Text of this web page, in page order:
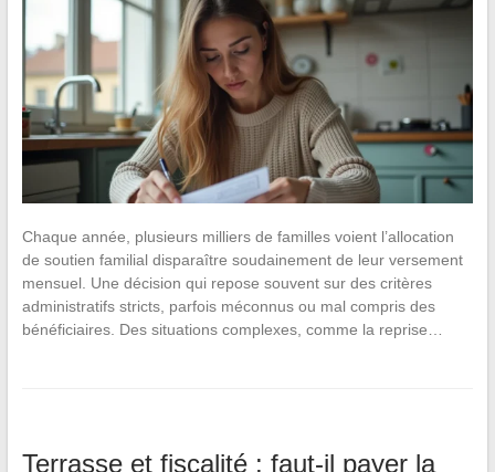
Chaque année, plusieurs milliers de familles voient l’allocation
de soutien familial disparaître soudainement de leur versement
mensuel. Une décision qui repose souvent sur des critères
administratifs stricts, parfois méconnus ou mal compris des
bénéficiaires. Des situations complexes, comme la reprise…
Terrasse et fiscalité : faut-il payer la